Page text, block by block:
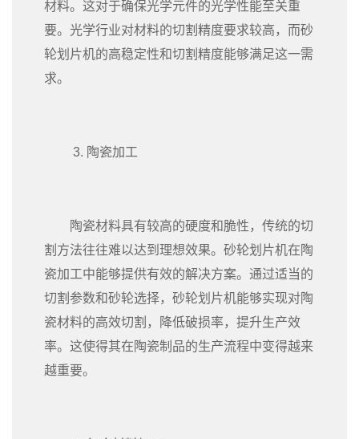
材料。这对于确保光学元件的光学性能至关重
要。光学行业对材料的切割精度要求较高，而砂
轮划片机的高稳定性和切割精度能够满足这一需
求。
3. 陶瓷加工
陶瓷材料具有较高的硬度和脆性，传统的切
割方法往往难以达到理想效果。砂轮划片机在陶
瓷加工中能够提供有效的解决方案。通过适当的
切割参数和砂轮选择，砂轮划片机能够实现对陶
瓷材料的高效切割，降低破损率，提升生产效
率。这使得其在陶瓷制品的生产流程中变得越来
越重要。